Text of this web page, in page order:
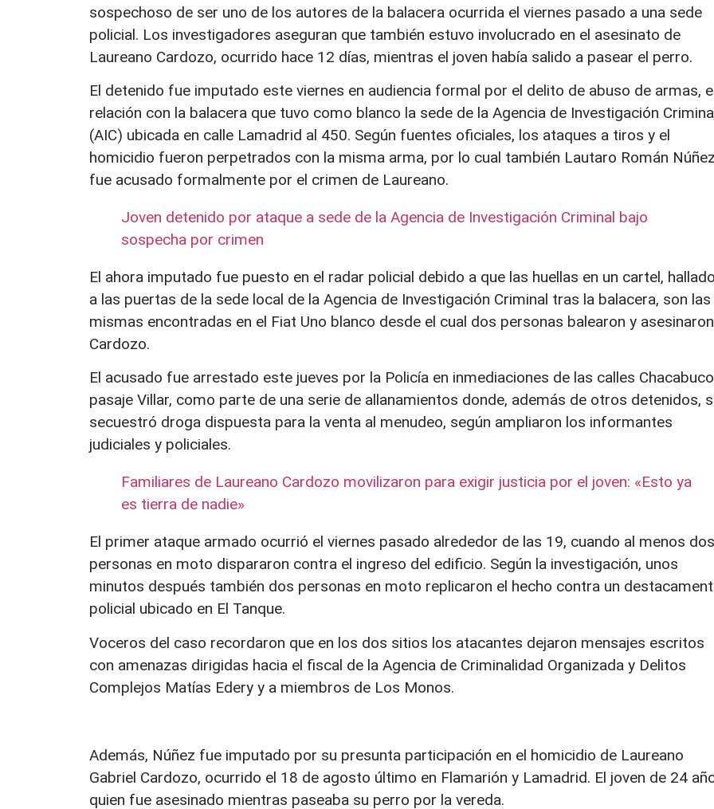
sospechoso de ser uno de los autores de la balacera ocurrida el viernes pasado a una sede
policial. Los investigadores aseguran que también estuvo involucrado en el asesinato de
Laureano Cardozo, ocurrido hace 12 días, mientras el joven había salido a pasear el perro.
El detenido fue imputado este viernes en audiencia formal por el delito de abuso de armas,
relación con la balacera que tuvo como blanco la sede de la Agencia de Investigación
(AIC) ubicada en calle Lamadrid al 450. Según fuentes oficiales, los ataques a tiros y el
homicidio fueron perpetrados con la misma arma, por lo cual también Lautaro Román Núñez
fue acusado formalmente por el crimen de Laureano.
Joven detenido por ataque a sede de la Agencia de Investigación Criminal bajo
sospecha por crimen
El ahora imputado fue puesto en el radar policial debido a que las huellas en un cartel, hallado
a las puertas de la sede local de la Agencia de Investigación Criminal tras la balacera, son las
mismas encontradas en el Fiat Uno blanco desde el cual dos personas balearon y
Cardozo.
El acusado fue arrestado este jueves por la Policía en inmediaciones de las calles
pasaje Villar, como parte de una serie de allanamientos donde, además de otros detenidos,
secuestró droga dispuesta para la venta al menudeo, según ampliaron los informantes
judiciales y policiales.
Familiares de Laureano Cardozo movilizaron para exigir justicia por el joven: «Esto ya
es tierra de nadie»
El primer ataque armado ocurrió el viernes pasado alrededor de las 19, cuando al menos dos
personas en moto dispararon contra el ingreso del edificio. Según la investigación, unos
minutos después también dos personas en moto replicaron el hecho contra un
policial ubicado en El Tanque.
Voceros del caso recordaron que en los dos sitios los atacantes dejaron mensajes escritos
con amenazas dirigidas hacia el fiscal de la Agencia de Criminalidad Organizada y Delitos
Complejos Matías Edery y a miembros de Los Monos.
Además, Núñez fue imputado por su presunta participación en el homicidio de Laureano
Gabriel Cardozo, ocurrido el 18 de agosto último en Flamarión y Lamadrid. El joven de 24
quien fue asesinado mientras paseaba su perro por la vereda.